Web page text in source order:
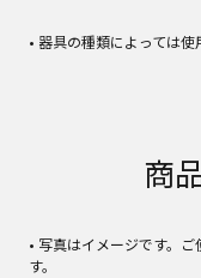
• 器具の種類によっては使
商
• 写真はイメージです。
す。